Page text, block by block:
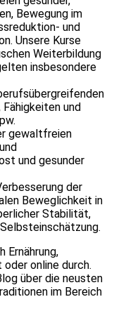
Bewegung im
und
Unsere Kurse
Weiterbildung
insbesondere
und
gewaltfreien
und gesunder
der
Beweglichkeit in
Stabilität,
Ernährung,
oder online durch.
über die neusten
im Bereich